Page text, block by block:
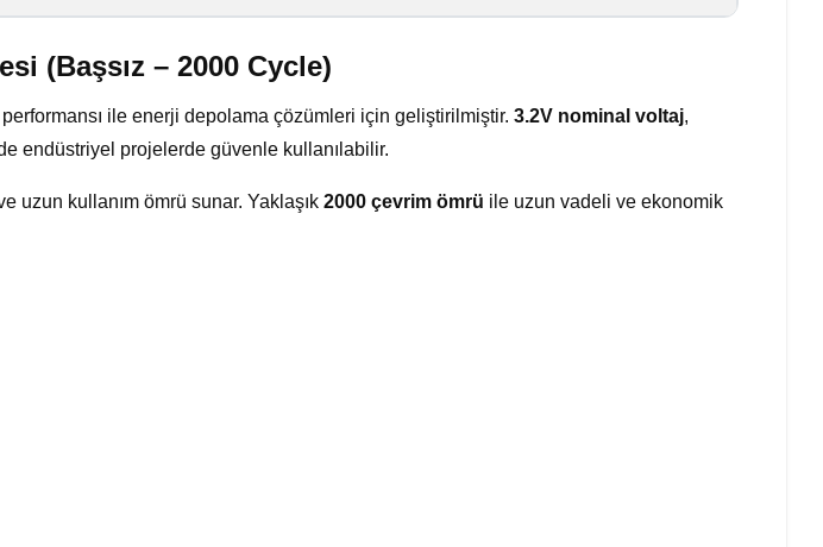
(Başsız – 2000 Cycle)
ile enerji depolama çözümleri için geliştirilmiştir.3.2V nominal voltaj,
endüstriyel projelerde güvenle kullanılabilir.
uzun kullanım ömrü sunar. Yaklaşık2000 çevrim ömrü ile uzun vadeli ve ekonomik